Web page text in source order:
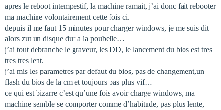
apres le reboot intempestif, la machine ramait, j’ai donc fait rebooter
ma machine volontairement cette fois ci.
depuis il me faut 15 minutes pour charger windows, je me suis dit
alors zut un disque dur a la poubelle…
j’ai tout debranche le graveur, les DD, le lancement du bios est tres
tres tres lent.
j’ai mis les parametres par defaut du bios, pas de changement,un
flash du bios de la cm et toujours pas plus vif…
ce qui est bizarre c’est qu’une fois avoir charge windows, ma
machine semble se comporter comme d’habitude, pas plus lente,